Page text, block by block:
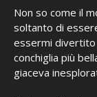
Non so come il
soltanto di
essermi divertito
conchiglia più
giaceva